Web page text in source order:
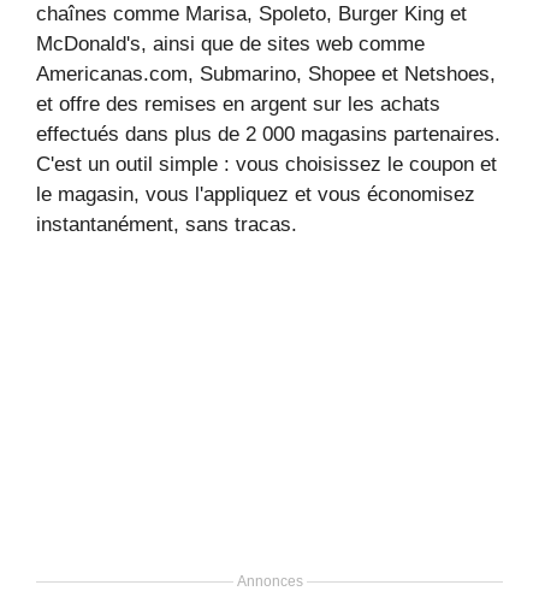
chaînes comme Marisa, Spoleto, Burger King et
McDonald's, ainsi que de sites web comme
Americanas.com, Submarino, Shopee et Netshoes,
et offre des remises en argent sur les achats
effectués dans plus de 2 000 magasins partenaires.
C'est un outil simple : vous choisissez le coupon et
le magasin, vous l'appliquez et vous économisez
instantanément, sans tracas.
Annonces